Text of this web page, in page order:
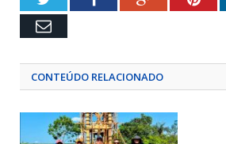
Email
CONTEÚDO RELACIONADO